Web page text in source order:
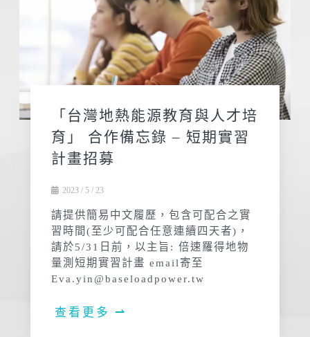
「台灣地熱能源教育與人才培
育」 合作備忘錄 – 短期實習
計畫招募
2023 / 5 / 23
請提供簡易中文履歷，包含可配合之實
習時間(至少可配合任意連續四天者)，
請於5/31日前，以主旨: 倍速羅得地物
量測短期實習計畫 email寄至
Eva.yin@baseloadpower.tw
查看更多 ⇀